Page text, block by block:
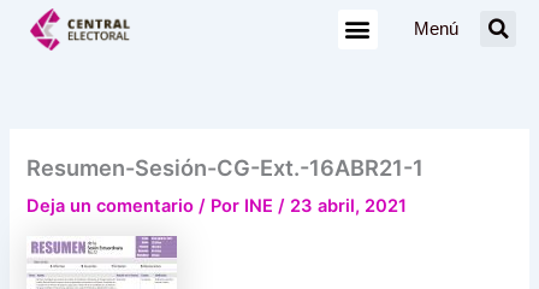
Menú
Resumen-Sesión-CG-Ext.-16ABR21-1
Deja un comentario / Por INE/ 23 abril, 2021